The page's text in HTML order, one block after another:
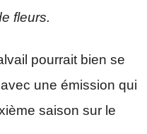
fleurs.
pourrait bien se
une émission qui
saison sur le